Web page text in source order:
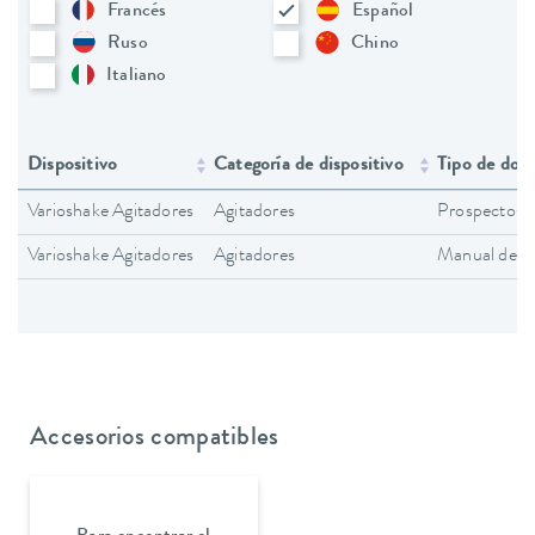
Francés
Español
Ruso
Chino
Italiano
Dispositivo Categoría de dispositivo Tipo de
Varioshake Agitadores Agitadores Prospectos
Varioshake Agitadores Agitadores Manual de
Accesorios compatibles